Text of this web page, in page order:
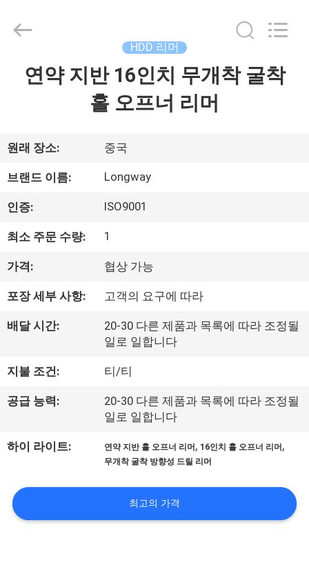
품
비
디
우
리
관
한
것
공
장
Langfang
HDD 리머
연약 지반 16인치 무개착 굴착
홀 오프너 리머
원래 장소: 중국
브랜드 이름: Longway
인증: ISO9001
최소 주문 수량: 1
가격: 협상 가능
포장 세부 사항: 고객의 요구에 따라
배달 시간:
20-30 다른 제품과 목록에 따라 조정될
일로 일합니다
지불 조건: 티/티
공급 능력:
20-30 다른 제품과 목록에 따라 조정될
일로 일합니다
하이 라이트: 연약 지반 홀 오프너 리머 , 16인치 홀 오프너 리머 ,
무개착 굴착 방향성 드릴 리머
최고의 가격